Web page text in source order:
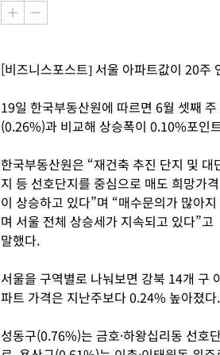
[비즈니스포스트] 서울 아파트값이 20주
19일 한국부동산원에 따르면 6월 셋째
(0.26%)과 비교해 상승폭이 0.10%포인
한국부동산원은 “재건축 추진 단지 및 대
지 등 선호단지를 중심으로 매도 희망가격
이 상승하고 있다”며 “매수문의가 많아지
며 서울 전체 상승세가 지속되고 있다”고
말했다.
서울을 구역별로 나눠보면 강북 14개 구
파트 가격은 지난주보다 0.24% 높아졌다.
성동구(0.76%)는 금호·하왕십리동 선호